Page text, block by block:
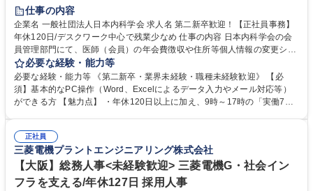
仕事の内容
企業名 一般社団法人日本内科学会 求人名 第二新卒歓迎！【正社員事務】
年休120日/デスクワーク中心で残業少なめ 仕事の内容 日本内科学会の会
員管理部門にて、医師（会員）の年会費徴収や住所等個人情報の変更シス
テム入力、電話・FAX対応をお任せします。将来的には、各種委員会の運
営事務局業務などにも幅広く携わっていただきます。 【会員管理・データ
入力業務】 ・医師（会員）の住所変更、個人情報のシステム登録・更新
・年会費の徴収管理や入金データの照合確認 【問い合わせ対応】 ・会員
年休120日/デスクワーク中心で残業少なめ
必要な経験・能力等
必要な経験・能力等 《第二新卒・業界未経験・職種未経験歓迎》 【必
須】基本的なPC操作（Word、Excelによるデータ入力やメール対応等）
ができる方 【魅力点】 ・年休120日以上に加え、9時～17時の「実働7時
整、資料作成、当日の運営サポート 学歴・資格 学歴：大学院 大学 語学
力： 資格：
正社員
三菱電機プラントエンジニアリング株式会社
【大阪】総務人事<未経験歓迎> 三菱電機G・社会イン
フラを支える/年休127日 採用人事